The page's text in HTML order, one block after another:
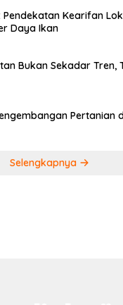
Pendekatan Kearifan
Daya Ikan
Bukan Sekadar Tren,
Pertanian
Selengkapnya